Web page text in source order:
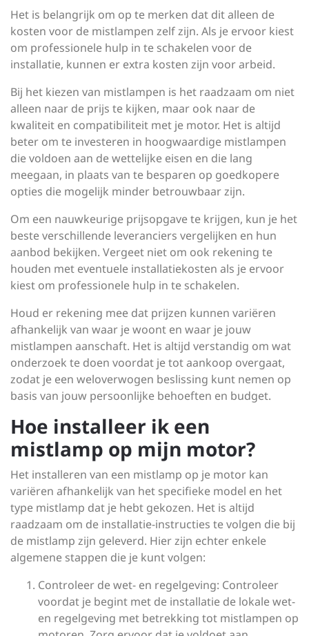
Het is belangrijk om op te merken dat dit alleen de
kosten voor de mistlampen zelf zijn. Als je ervoor kiest
om professionele hulp in te schakelen voor de
installatie, kunnen er extra kosten zijn voor arbeid.
Bij het kiezen van mistlampen is het raadzaam om niet
alleen naar de prijs te kijken, maar ook naar de
kwaliteit en compatibiliteit met je motor. Het is altijd
beter om te investeren in hoogwaardige mistlampen
die voldoen aan de wettelijke eisen en die lang
meegaan, in plaats van te besparen op goedkopere
opties die mogelijk minder betrouwbaar zijn.
Om een nauwkeurige prijsopgave te krijgen, kun je het
beste verschillende leveranciers vergelijken en hun
aanbod bekijken. Vergeet niet om ook rekening te
houden met eventuele installatiekosten als je ervoor
kiest om professionele hulp in te schakelen.
Houd er rekening mee dat prijzen kunnen variëren
afhankelijk van waar je woont en waar je jouw
mistlampen aanschaft. Het is altijd verstandig om wat
onderzoek te doen voordat je tot aankoop overgaat,
zodat je een weloverwogen beslissing kunt nemen op
basis van jouw persoonlijke behoeften en budget.
Hoe installeer ik een
mistlamp op mijn motor?
Het installeren van een mistlamp op je motor kan
variëren afhankelijk van het specifieke model en het
type mistlamp dat je hebt gekozen. Het is altijd
raadzaam om de installatie-instructies te volgen die bij
de mistlamp zijn geleverd. Hier zijn echter enkele
algemene stappen die je kunt volgen:
Controleer de wet- en regelgeving: Controleer
voordat je begint met de installatie de lokale wet-
en regelgeving met betrekking tot mistlampen op